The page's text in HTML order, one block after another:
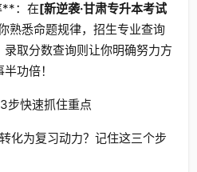
**：在[新逆袭·甘肃专升本考试
熟悉命题规律，招生专业查询
取分数查询则让你明确努力方
功倍！
步快速抓住重点
化为复习动力？记住这三个步